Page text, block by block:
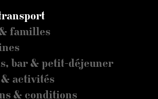
familles
bar & petit-déjeuner
activités
& conditions